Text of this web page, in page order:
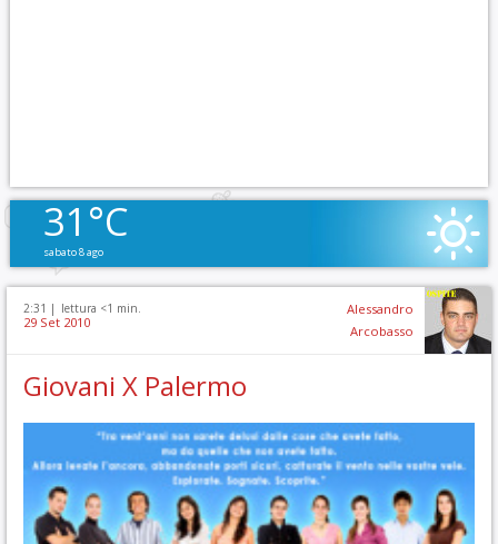
31°C
sabato 8 ago
2:31 | lettura <1 min.
29 Set 2010
Alessandro
Arcobasso
Giovani X Palermo